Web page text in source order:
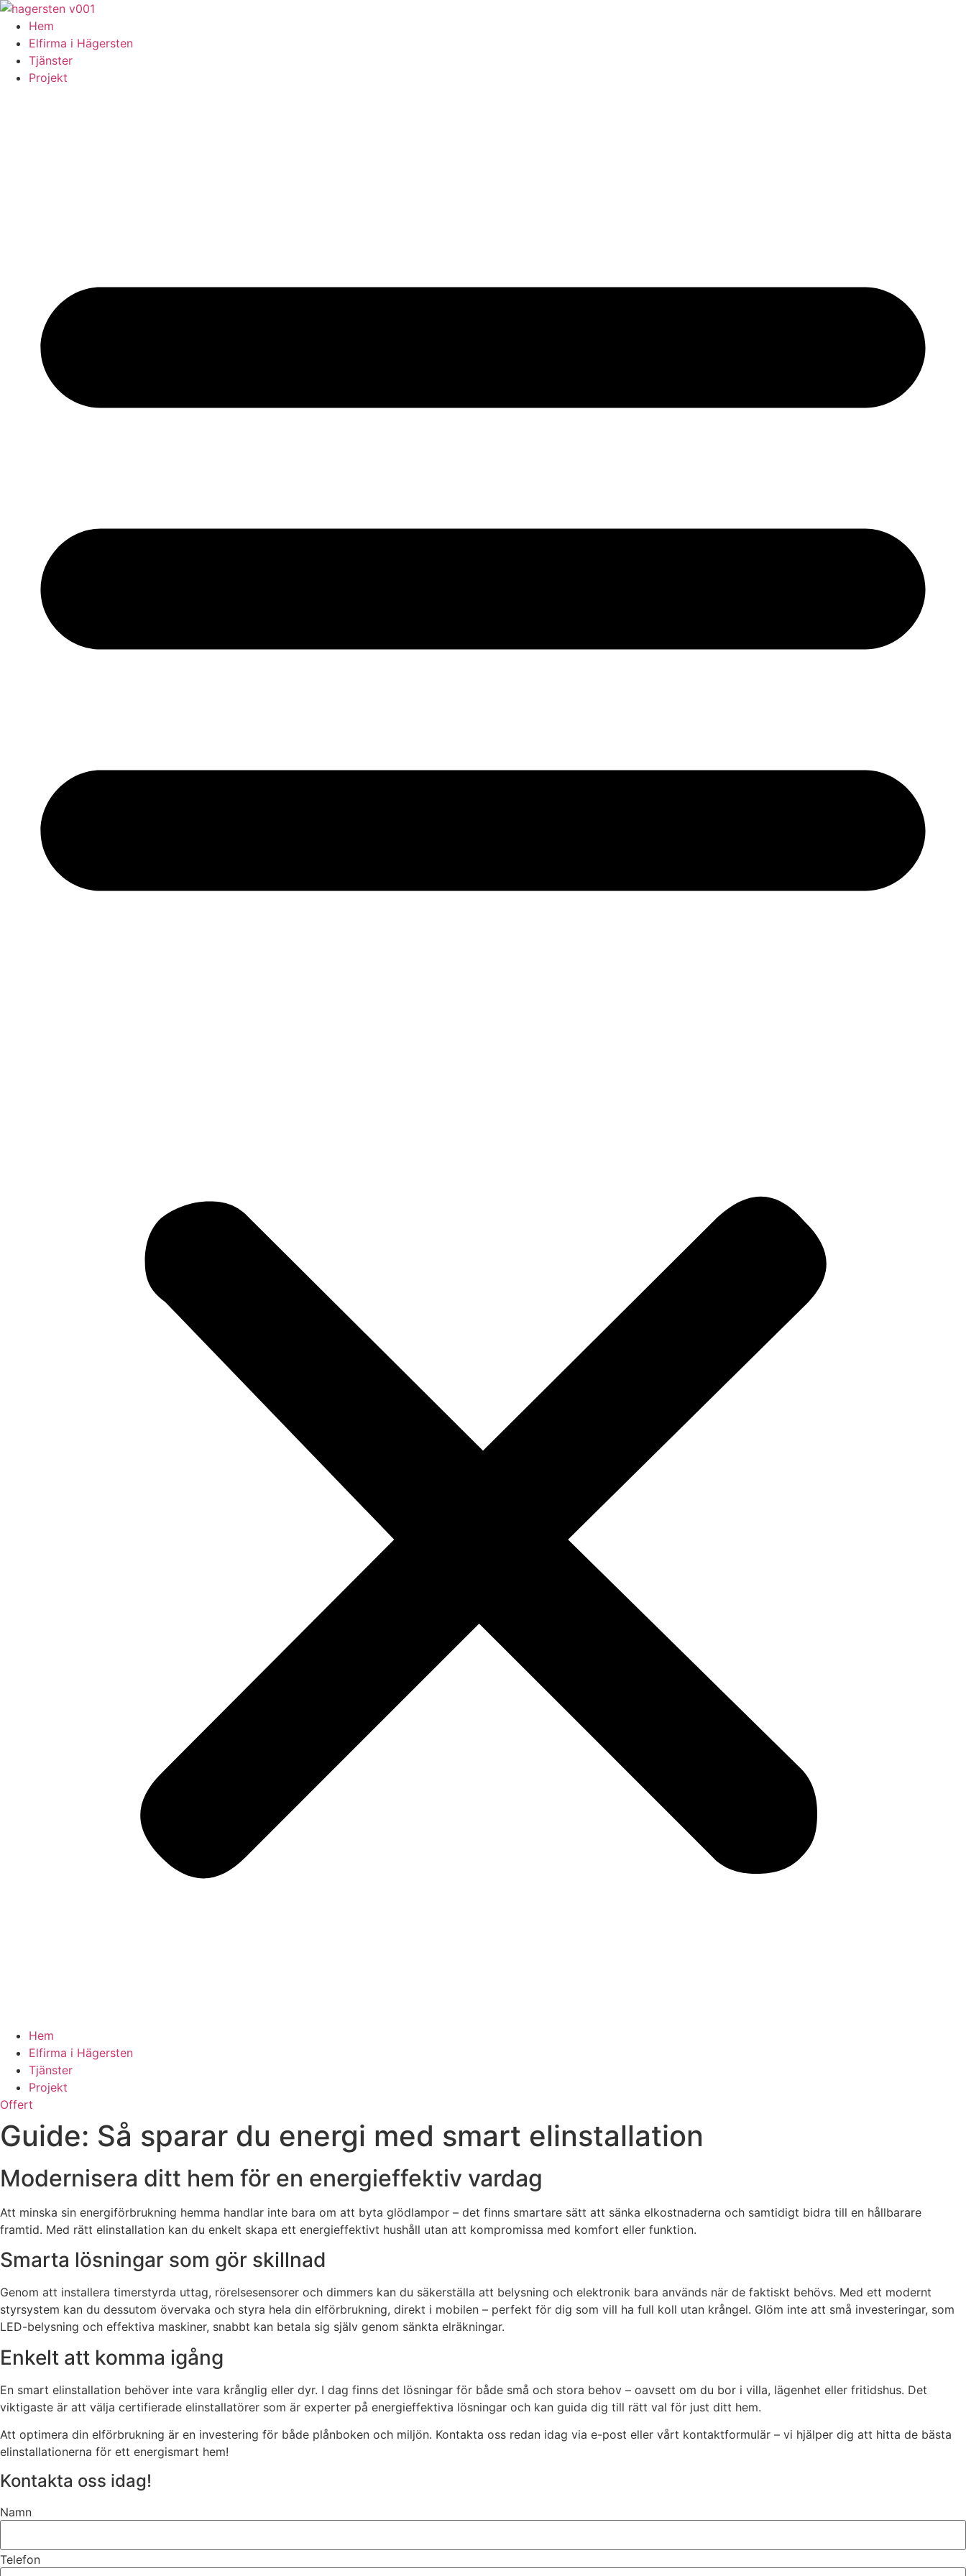
Skip
content
Hem
Elfirma i Hägersten
Tjänster
Projekt
Hem
Elfirma i Hägersten
Tjänster
Projekt
Offert
Guide: Så sparar du energi med smart elinstallation
Modernisera ditt hem för en energieffektiv vardag
Att minska sin energiförbrukning hemma handlar inte bara om att byta glödlampor – det finns smartare sätt att sänka elkostnaderna och samtidigt bidra till en hållbarare
framtid. Med rätt elinstallation kan du enkelt skapa ett energieffektivt hushåll utan att kompromissa med komfort eller funktion.
Smarta lösningar som gör skillnad
Genom att installera timerstyrda uttag, rörelsesensorer och dimmers kan du säkerställa att belysning och elektronik bara används när de faktiskt behövs. Med ett modernt
styrsystem kan du dessutom övervaka och styra hela din elförbrukning, direkt i mobilen – perfekt för dig som vill ha full koll utan krångel. Glöm inte att små investeringar, som
LED-belysning och effektiva maskiner, snabbt kan betala sig själv genom sänkta elräkningar.
Enkelt att komma igång
En smart elinstallation behöver inte vara krånglig eller dyr. I dag finns det lösningar för både små och stora behov – oavsett om du bor i villa, lägenhet eller fritidshus. Det
viktigaste är att välja certifierade elinstallatörer som är experter på energieffektiva lösningar och kan guida dig till rätt val för just ditt hem.
Att optimera din elförbrukning är en investering för både plånboken och miljön. Kontakta oss redan idag via e-post eller vårt kontaktformulär – vi hjälper dig att hitta de bästa
elinstallationerna för ett energismart hem!
Kontakta oss idag!
Namn
Telefon